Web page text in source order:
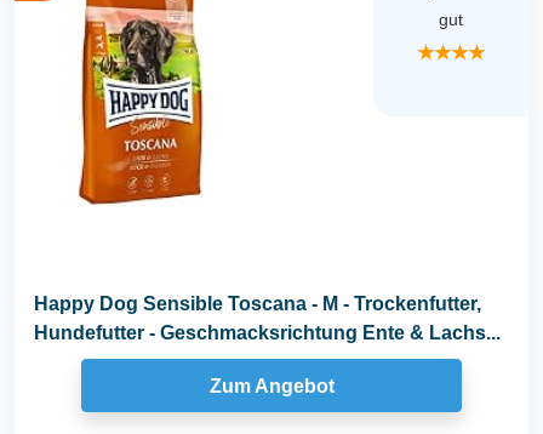
gut
★★★★
Happy Dog Sensible Toscana - M - Trockenfutter,
Hundefutter - Geschmacksrichtung Ente & Lachs...
Zum Angebot